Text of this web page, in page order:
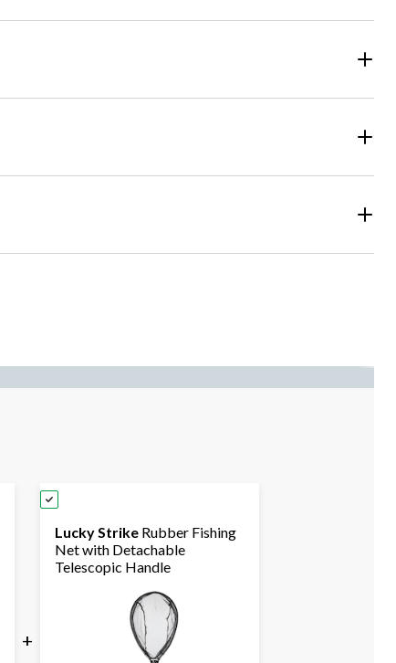
+
Lucky Strike Rubber Fishing
Net with Detachable
Telescopic Handle